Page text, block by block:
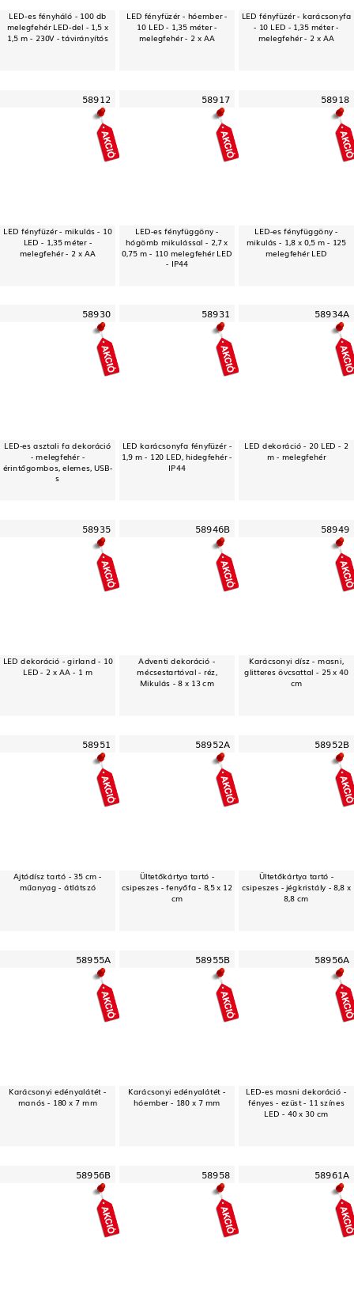
LED-es fényháló - 100 db
melegfehér LED-del - 1,5 x
1,5 m - 230V - távirányítós
LED fényfüzér - hóember -
10 LED - 1,35 méter -
melegfehér - 2 x AA
LED fényfüzér - karácsonyfa
- 10 LED - 1,35 méter -
melegfehér - 2 x AA
58912
LED fényfüzér - mikulás - 10
LED - 1,35 méter -
melegfehér - 2 x AA
58917
LED-es fényfüggöny -
hógömb mikulással - 2,7 x
0,75 m - 110 melegfehér LED
- IP44
58918
LED-es fényfüggöny -
mikulás - 1,8 x 0,5 m - 125
melegfehér LED
58930
LED-es asztali fa dekoráció
- melegfehér -
érintőgombos, elemes, USB-
s
58931
LED karácsonyfa fényfüzér -
1,9 m - 120 LED, hidegfehér -
IP44
58934A
LED dekoráció - 20 LED - 2
m - melegfehér
58935
LED dekoráció - girland - 10
LED - 2 x AA - 1 m
58946B
Adventi dekoráció -
mécsestartóval - réz,
Mikulás - 8 x 13 cm
58949
Karácsonyi dísz - masni,
glitteres övcsattal - 25 x 40
cm
58951
Ajtódísz tartó - 35 cm -
műanyag - átlátszó
58952A
Ültetőkártya tartó -
csipeszes - fenyőfa - 8,5 x 12
cm
58952B
Ültetőkártya tartó -
csipeszes - jégkristály - 8,8 x
8,8 cm
58955A
Karácsonyi edényalátét -
manós - 180 x 7 mm
58955B
Karácsonyi edényalátét -
hóember - 180 x 7 mm
58956A
LED-es masni dekoráció -
fényes - ezüst - 11 színes
LED - 40 x 30 cm
58956B 58958 58961A